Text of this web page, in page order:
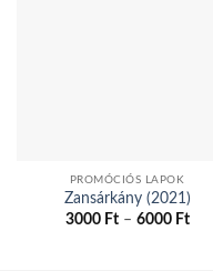
PROMÓCIÓS LAPOK
Zansárkány (2021)
3000 Ft – 6000 Ft